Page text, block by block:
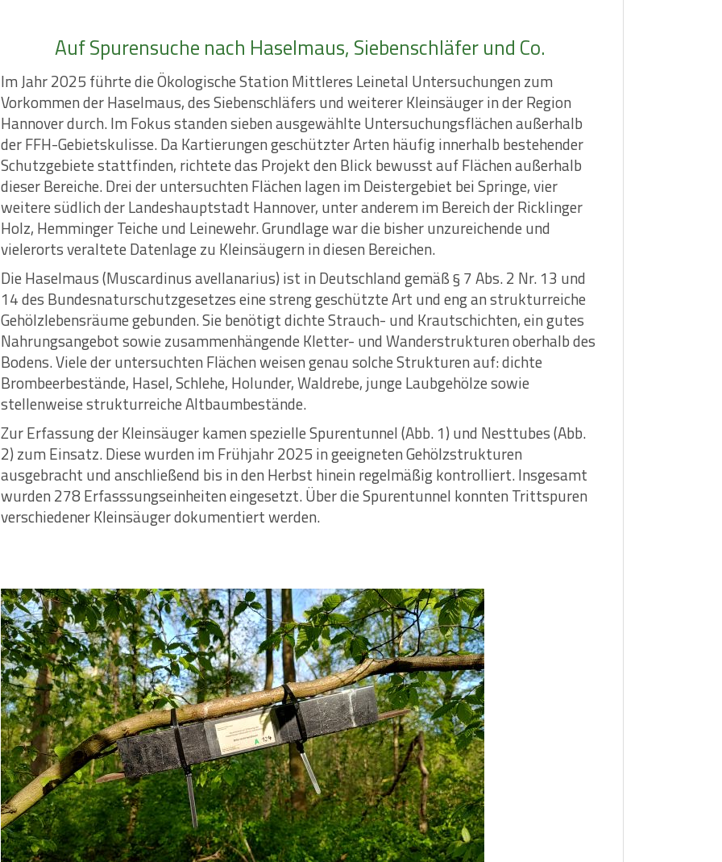
Auf Spurensuche nach Haselmaus, Siebenschläfer und Co.
Im Jahr 2025 führte die Ökologische Station Mittleres Leinetal Untersuchungen zum
Vorkommen der Haselmaus, des Siebenschläfers und weiterer Kleinsäuger in der Region
Hannover durch. Im Fokus standen sieben ausgewählte Untersuchungsflächen außerhalb
der FFH-Gebietskulisse. Da Kartierungen geschützter Arten häufig innerhalb bestehender
Schutzgebiete stattfinden, richtete das Projekt den Blick bewusst auf Flächen außerhalb
dieser Bereiche. Drei der untersuchten Flächen lagen im Deistergebiet bei Springe, vier
weitere südlich der Landeshauptstadt Hannover, unter anderem im Bereich der Ricklinger
Holz, Hemminger Teiche und Leinewehr. Grundlage war die bisher unzureichende und
vielerorts veraltete Datenlage zu Kleinsäugern in diesen Bereichen.
Die Haselmaus (Muscardinus avellanarius) ist in Deutschland gemäß § 7 Abs. 2 Nr. 13 und
14 des Bundesnaturschutzgesetzes eine streng geschützte Art und eng an strukturreiche
Gehölzlebensräume gebunden. Sie benötigt dichte Strauch- und Krautschichten, ein gutes
Nahrungsangebot sowie zusammenhängende Kletter- und Wanderstrukturen oberhalb des
Bodens. Viele der untersuchten Flächen weisen genau solche Strukturen auf: dichte
Brombeerbestände, Hasel, Schlehe, Holunder, Waldrebe, junge Laubgehölze sowie
stellenweise strukturreiche Altbaumbestände.
Zur Erfassung der Kleinsäuger kamen spezielle Spurentunnel (Abb. 1) und Nesttubes (Abb.
2) zum Einsatz. Diese wurden im Frühjahr 2025 in geeigneten Gehölzstrukturen
ausgebracht und anschließend bis in den Herbst hinein regelmäßig kontrolliert. Insgesamt
wurden 278 Erfasssungseinheiten eingesetzt. Über die Spurentunnel konnten Trittspuren
verschiedener Kleinsäuger dokumentiert werden.